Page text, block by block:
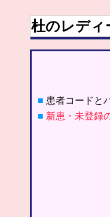
杜のレディ
■ 患者コードと
■ 新患・未登録